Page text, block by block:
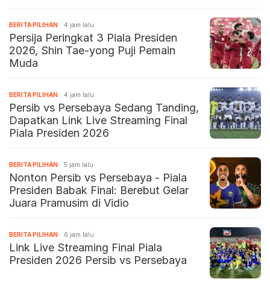
BERITA PILIHAN 4 jam lalu
Persija Peringkat 3 Piala Presiden
2026, Shin Tae-yong Puji Pemain
Muda
BERITA PILIHAN 4 jam lalu
Persib vs Persebaya Sedang Tanding,
Dapatkan Link Live Streaming Final
Piala Presiden 2026
BERITA PILIHAN 5 jam lalu
Nonton Persib vs Persebaya - Piala
Presiden Babak Final: Berebut Gelar
Juara Pramusim di Vidio
BERITA PILIHAN 6 jam lalu
Link Live Streaming Final Piala
Presiden 2026 Persib vs Persebaya